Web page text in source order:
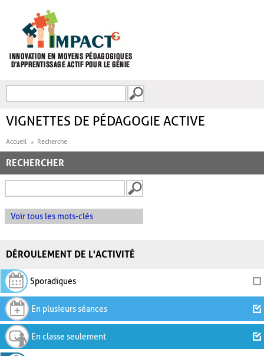
FORMULAIRE DE
VIGNETTES DE PÉDAGOGIE ACTIVE
Accueil Recherche
RECHERCHER
Voir tous les mots-clés
DÉROULEMENT DE L'ACTIVITÉ
Sporadiques
En plusieurs séances
En classe seulement